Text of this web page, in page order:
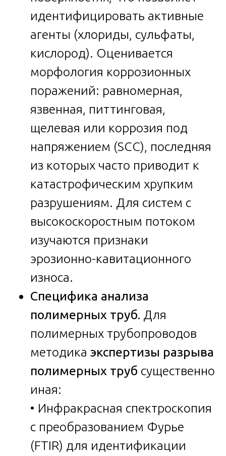
идентифицировать активные
агенты (хлориды, сульфаты,
кислород). Оценивается
морфология коррозионных
поражений: равномерная,
язвенная, питтинговая,
щелевая или коррозия под
напряжением (SCC), последняя
из которых часто приводит к
катастрофическим хрупким
разрушениям. Для систем с
высокоскоростным потоком
изучаются признаки
эрозионно-кавитационного
износа.
Специфика анализа
полимерных труб. Для
полимерных трубопроводов
методика экспертизы разрыва
полимерных труб существенно
иная:
• Инфракрасная спектроскопия
с преобразованием Фурье
(FTIR) для идентификации